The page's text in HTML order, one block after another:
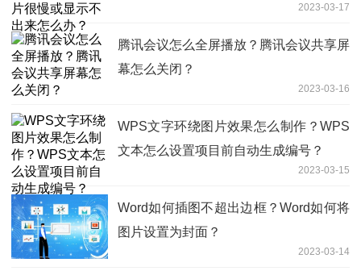
2023-03-17
腾讯会议怎么全屏播放？腾讯会议共享屏
幕怎么关闭？
2023-03-16
WPS文字环绕图片效果怎么制作？WPS
文本怎么设置项目前自动生成编号？
2023-03-15
Word如何插图不超出边框？Word如何将
图片设置为封面？
2023-03-14